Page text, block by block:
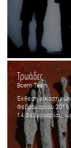
Τρωάδες
Boem Team
Έκθεση
Φεβρουαρίου
14 Φεβρουαρίου,